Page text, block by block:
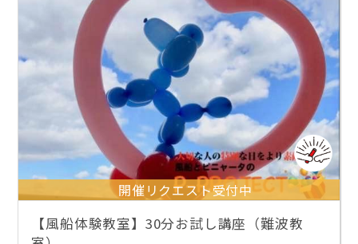
開催リクエスト受付中
【風船体験教室】30分お試し講座（難波教